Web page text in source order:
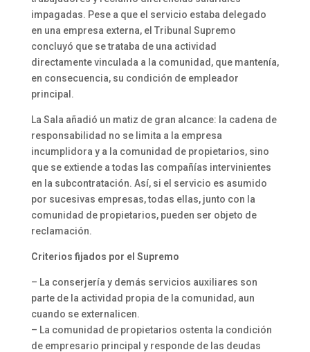
impagadas. Pese a que el servicio estaba delegado
en una empresa externa, el Tribunal Supremo
concluyó que se trataba de una actividad
directamente vinculada a la comunidad, que mantenía,
en consecuencia, su condición de empleador
principal.
La Sala añadió un matiz de gran alcance: la cadena de
responsabilidad no se limita a la empresa
incumplidora y a la comunidad de propietarios, sino
que se extiende a todas las compañías intervinientes
en la subcontratación. Así, si el servicio es asumido
por sucesivas empresas, todas ellas, junto con la
comunidad de propietarios, pueden ser objeto de
reclamación.
Criterios fijados por el Supremo
– La conserjería y demás servicios auxiliares son
parte de la actividad propia de la comunidad, aun
cuando se externalicen.
– La comunidad de propietarios ostenta la condición
de empresario principal y responde de las deudas